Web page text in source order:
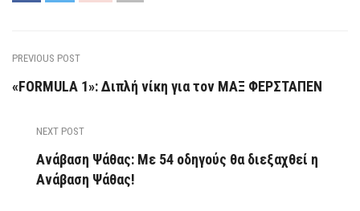
PREVIOUS POST
«FORMULA 1»: Διπλή νίκη για τον ΜΑΞ ΦΕΡΣΤΑΠΕΝ
NEXT POST
Ανάβαση Ψάθας: Με 54 οδηγούς θα διεξαχθεί η
Ανάβαση Ψάθας!